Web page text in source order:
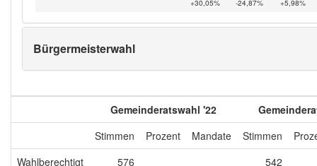
+30,05% -24,87% +5,98%
Bürgermeisterwahl
Gemeinderatswahl '22
Stimmen
Prozent Mandate Stimmen
Wahlberechtigt
576
542